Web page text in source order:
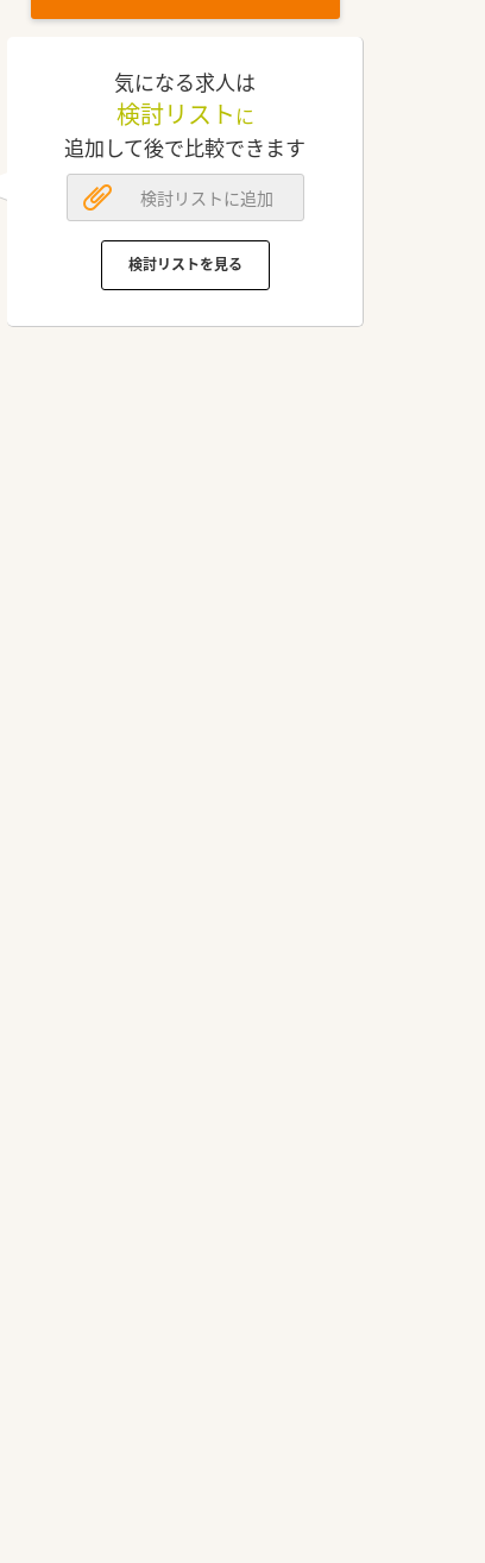
気になる求人は
検討リスト に
追加して後で比較できます
検討リストに追加
検討リストを見る